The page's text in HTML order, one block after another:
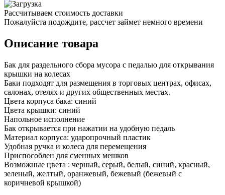
Рассчитываем стоимость доставки
Пожалуйста подождите, рассчет займет немного времени
Описание товара
Бак для раздельного сбора мусора с педалью для открывания
крышки на колесах
Баки подходят для размещения в торговых центрах, офисах,
салонах, отелях и других общественных местах.
Цвета корпуса бака: синий
Цвета крышки: синий
Напольное исполнение
Бак открывается при нажатии на удобную педаль
Материал корпуса: ударопрочный пластик
Удобная ручка и колеса для перемещения
Приспособлен для сменных мешков
Возможные цвета : черный, серый, белый, синий, красный,
зеленый, желтый, оранжевый, бежевый (бежевый с
коричневой крышкой)